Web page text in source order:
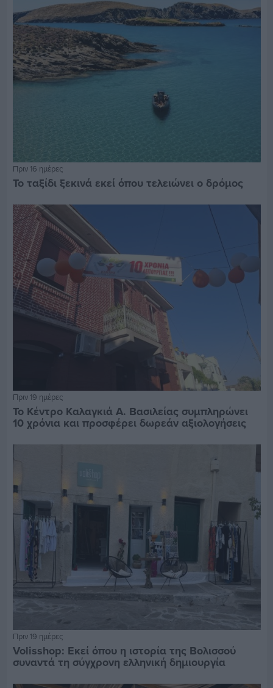
Πριν 16 ημέρες
Το ταξίδι ξεκινά εκεί όπου τελειώνει ο δρόμος
Πριν 19 ημέρες
Το Κέντρο Καλαγκιά Α. Βασιλείας συμπληρώνει
10 χρόνια και προσφέρει δωρεάν αξιολογήσεις
Πριν 19 ημέρες
Volisshop: Εκεί όπου η ιστορία της Βολισσού
συναντά τη σύγχρονη ελληνική δημιουργία